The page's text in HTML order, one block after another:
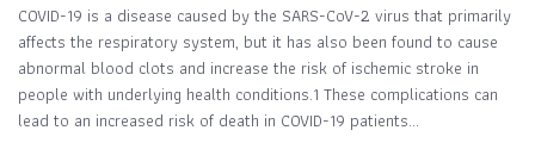
COVID-19 is a disease caused by the SARS-CoV-2 virus that primarily
affects the respiratory system, but it has also been found to cause
abnormal blood clots and increase the risk of ischemic stroke in
people with underlying health conditions.1 These complications can
lead to an increased risk of death in COVID-19 patients...